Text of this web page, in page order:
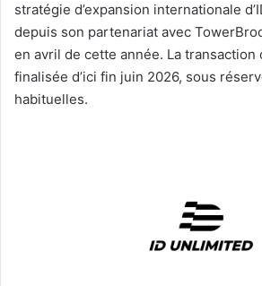
stratégie d’expansion internationale
depuis son partenariat avec
en avril de cette année. La transaction
finalisée d’ici fin juin 2026, sous
habituelles.